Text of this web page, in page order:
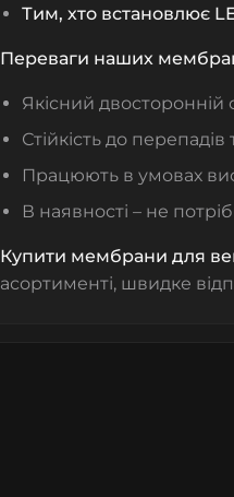
Тим, хто встановлює
Переваги наших
Якісний двосторонній
Стійкість до
Працюють в умовах
В наявності – не
Купити мембрани для
асортименті, швидке